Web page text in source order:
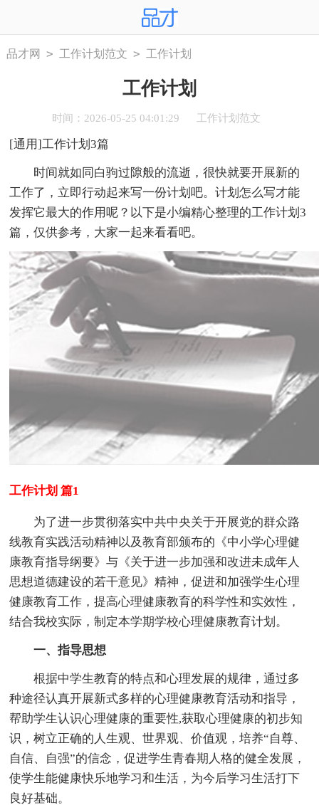
品才网 > 工作计划范文 > 工作计划
工作计划
时间：2026-05-25 04:01:29 工作计划范文
[通用]工作计划3篇
时间就如同白驹过隙般的流逝，很快就要开展新的
工作了，立即行动起来写一份计划吧。计划怎么写才能
发挥它最大的作用呢？以下是小编精心整理的工作计划3
篇，仅供参考，大家一起来看看吧。
工作计划 篇1
为了进一步贯彻落实中共中央关于开展党的群众路
线教育实践活动精神以及教育部颁布的《中小学心理健
康教育指导纲要》与《关于进一步加强和改进未成年人
思想道德建设的若干意见》精神，促进和加强学生心理
健康教育工作，提高心理健康教育的科学性和实效性，
结合我校实际，制定本学期学校心理健康教育计划。
一、指导思想
根据中学生教育的特点和心理发展的规律，通过多
种途径认真开展新式多样的心理健康教育活动和指导，
帮助学生认识心理健康的重要性,获取心理健康的初步知
识，树立正确的人生观、世界观、价值观，培养“自尊、
自信、自强”的信念，促进学生青春期人格的健全发展，
使学生能健康快乐地学习和生活，为今后学习生活打下
良好基础。